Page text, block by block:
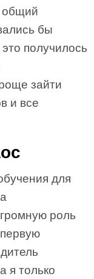
общий
бы
получилось
зайти
и все
для
роль
я только